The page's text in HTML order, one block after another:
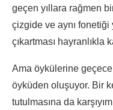
geçen yıllara rağmen
çizgide ve aynı fonetiği
çıkartması hayranlıkla
Ama öykülerine
öyküden oluşuyor. Bir
tutulmasına da